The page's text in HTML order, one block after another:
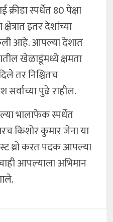
स्पर्धेत 80 पेक्षा
इतर देशांच्या
आहे. आपल्या देशात
खेळाडूंमध्ये क्षमता
तर निश्चितच
पुढे राहील.
भालाफेक स्पर्धेत
किशोर कुमार जेना या
थ्रो करत पदक आपल्या
आपल्याला अभिमान